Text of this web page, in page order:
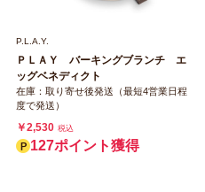
P.L.A.Y.
ＰＬＡＹ バーキングブランチ エ
ッグベネディクト
在庫：取り寄せ後発送（最短4営業日程
度で発送）
￥2,530 税込
127ポイント獲得